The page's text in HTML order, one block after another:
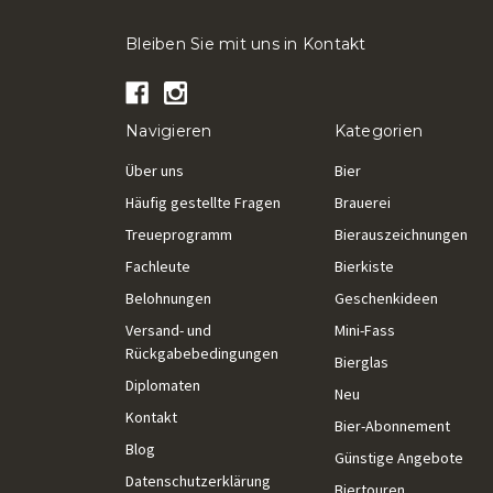
Bleiben Sie mit uns in Kontakt
Navigieren
Über uns
Häufig gestellte Fragen
Treueprogramm
Fachleute
Belohnungen
Versand- und
Rückgabebedingungen
Diplomaten
Kontakt
Blog
Datenschutzerklärung
Kategorien
Bier
Brauerei
Bierauszeichnungen
Bierkiste
Geschenkideen
Mini-Fass
Bierglas
Neu
Bier-Abonnement
Günstige Angebote